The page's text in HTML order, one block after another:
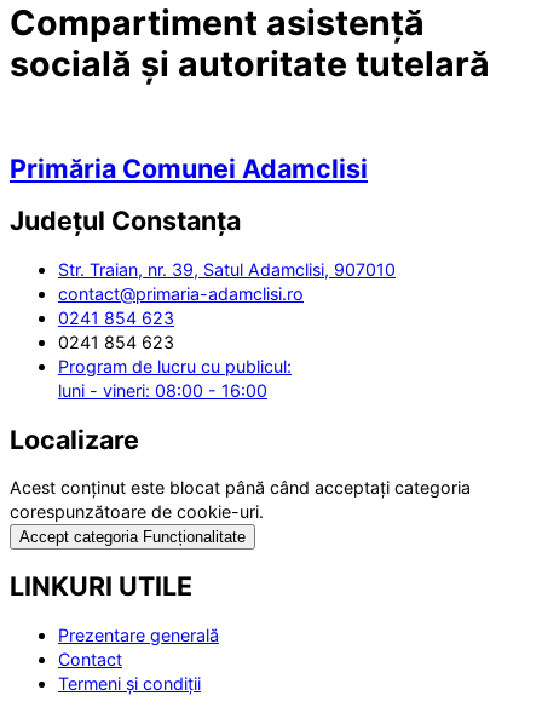
Compartiment asistență
socială și autoritate tutelară
Primăria Comunei Adamclisi
Județul Constanța
Str. Traian, nr. 39, Satul Adamclisi, 907010
contact@primaria-adamclisi.ro
0241 854 623
0241 854 623
Program de lucru cu publicul:
luni - vineri: 08:00 - 16:00
Localizare
Acest conținut este blocat până când acceptați categoria
corespunzătoare de cookie-uri.
Accept categoria Funcționalitate
LINKURI UTILE
Prezentare generală
Contact
Termeni și condiții